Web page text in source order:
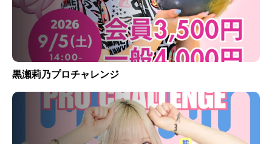
黒瀬莉乃プロチャレンジ